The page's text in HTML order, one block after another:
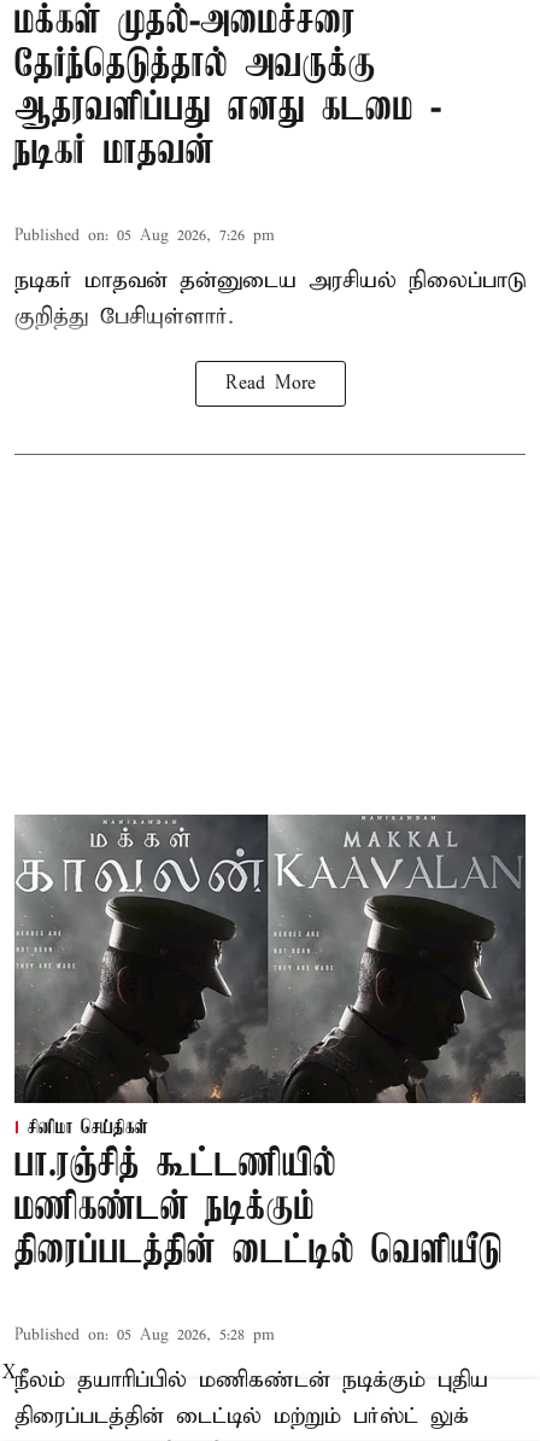
மக்கள் முதல்-அமைச்சரை
தேர்ந்தெடுத்தால் அவருக்கு
ஆதரவளிப்பது எனது கடமை -
நடிகர் மாதவன்
Published on: 05 Aug 2026, 7:26 pm
நடிகர் மாதவன் தன்னுடைய அரசியல் நிலைப்பாடு
குறித்து பேசியுள்ளார்.
Read More
சினிமா செய்திகள்
பா.ரஞ்சித் கூட்டணியில்
மணிகண்டன் நடிக்கும்
திரைப்படத்தின் டைட்டில் வெளியீடு
Published on: 05 Aug 2026, 5:28 pm
நீலம் தயாரிப்பில் மணிகண்டன் நடிக்கும் புதிய
திரைப்படத்தின் டைட்டில் மற்றும் பர்ஸ்ட் லுக்
X